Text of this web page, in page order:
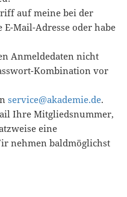
auf meine bei der
Mail-Adresse oder habe
Anmeldedaten nicht
Kombination vor
service@akademie.de.
Ihre Mitgliedsnummer,
eine
nehmen baldmöglichst